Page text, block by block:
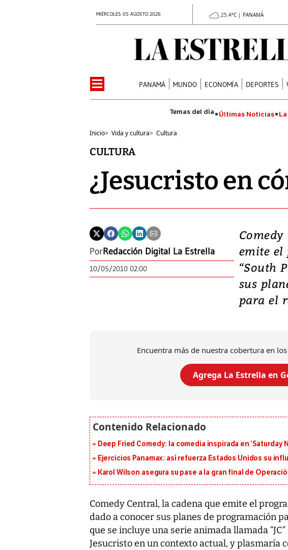
MIÉRCOLES 05 AGOSTO 2026 25.4°C | PANAMÁ
PANAMÁ MUNDO ECONOMÍA DEPORTES
Últimas Noticias
Inicio> Vida y cultura> Cultura
CULTURA
¿Jesucristo en
PorRedacción Digital La Estrella
10/05/2010 02:00
emite el
“South
sus
para el
Encuentra más de nuestra cobertura en
Agrega La Estrella en
Deep Fried Comedy: la comedia inspirada en ‘Saturday
Ejercicios Panamax: así refuerza Estados Unidos su
Karol Wilson asegura su pase a la gran final de
Comedy Central, la cadena que emite el
dado a conocer sus planes de programación
que se incluye una serie animada llamada
Jesucristo en un contexto actual, y plasmaría